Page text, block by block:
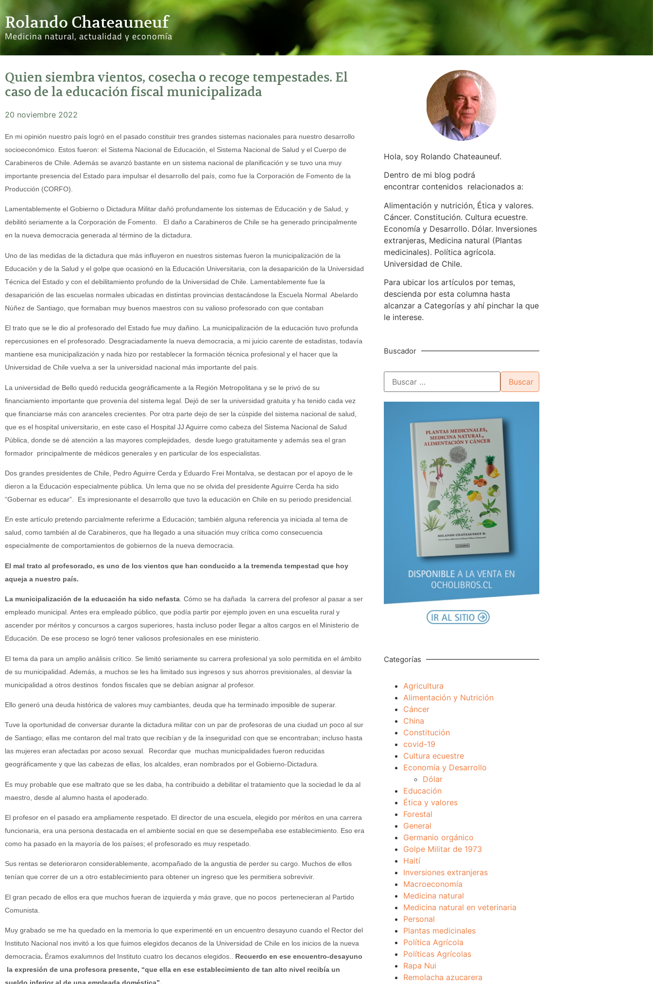
Rolando Chateauneuf
Medicina natural, actualidad y economía
Quien siembra vientos, cosecha o recoge tempestades. El
caso de la educación fiscal municipalizada
20 noviembre 2022
En mi opinión nuestro país logró en el pasado constituir tres grandes sistemas nacionales para nuestro desarrollo
socioeconómico. Estos fueron: el Sistema Nacional de Educación, el Sistema Nacional de Salud y el Cuerpo de
Carabineros de Chile. Además se avanzó bastante en un sistema nacional de planificación y se tuvo una muy
importante presencia del Estado para impulsar el desarrollo del país, como fue la Corporación de Fomento de la
Producción (CORFO).
Lamentablemente el Gobierno o Dictadura Militar dañó profundamente los sistemas de Educación y de Salud, y
debilitó seriamente a la Corporación de Fomento. El daño a Carabineros de Chile se ha generado principalmente
en la nueva democracia generada al término de la dictadura.
Uno de las medidas de la dictadura que más influyeron en nuestros sistemas fueron la municipalización de la
Educación y de la Salud y el golpe que ocasionó en la Educación Universitaria, con la desaparición de la Universidad
Técnica del Estado y con el debilitamiento profundo de la Universidad de Chile. Lamentablemente fue la
desaparición de las escuelas normales ubicadas en distintas provincias destacándose la Escuela Normal Abelardo
Núñez de Santiago, que formaban muy buenos maestros con su valioso profesorado con que contaban
El trato que se le dio al profesorado del Estado fue muy dañino. La municipalización de la educación tuvo profunda
repercusiones en el profesorado. Desgraciadamente la nueva democracia, a mi juicio carente de estadistas, todavía
mantiene esa municipalización y nada hizo por restablecer la formación técnica profesional y el hacer que la
Universidad de Chile vuelva a ser la universidad nacional más importante del país.
La universidad de Bello quedó reducida geográficamente a la Región Metropolitana y se le privó de su
financiamiento importante que provenía del sistema legal. Dejó de ser la universidad gratuita y ha tenido cada vez
que financiarse más con aranceles crecientes. Por otra parte dejo de ser la cúspide del sistema nacional de salud,
que es el hospital universitario, en este caso el Hospital JJ Aguirre como cabeza del Sistema Nacional de Salud
Pública, donde se dé atención a las mayores complejidades, desde luego gratuitamente y además sea el gran
formador principalmente de médicos generales y en particular de los especialistas.
Dos grandes presidentes de Chile, Pedro Aguirre Cerda y Eduardo Frei Montalva, se destacan por el apoyo de le
dieron a la Educación especialmente pública. Un lema que no se olvida del presidente Aguirre Cerda ha sido
“Gobernar es educar”. Es impresionante el desarrollo que tuvo la educación en Chile en su periodo presidencial.
En este artículo pretendo parcialmente referirme a Educación; también alguna referencia ya iniciada al tema de
salud, como también al de Carabineros, que ha llegado a una situación muy crítica como consecuencia
especialmente de comportamientos de gobiernos de la nueva democracia.
El mal trato al profesorado, es uno de los vientos que han conducido a la tremenda tempestad que hoy
aqueja a nuestro país.
La municipalización de la educación ha sido nefasta . Cómo se ha dañada la carrera del profesor al pasar a ser
empleado municipal. Antes era empleado público, que podía partir por ejemplo joven en una escuelita rural y
ascender por méritos y concursos a cargos superiores, hasta incluso poder llegar a altos cargos en el Ministerio de
Educación. De ese proceso se logró tener valiosos profesionales en ese ministerio.
El tema da para un amplio análisis crítico. Se limitó seriamente su carrera profesional ya solo permitida en el ámbito
de su municipalidad. Además, a muchos se les ha limitado sus ingresos y sus ahorros previsionales, al desviar la
municipalidad a otros destinos fondos fiscales que se debían asignar al profesor.
Ello generó una deuda histórica de valores muy cambiantes, deuda que ha terminado imposible de superar.
Tuve la oportunidad de conversar durante la dictadura militar con un par de profesoras de una ciudad un poco al sur
de Santiago; ellas me contaron del mal trato que recibían y de la inseguridad con que se encontraban; incluso hasta
las mujeres eran afectadas por acoso sexual. Recordar que muchas municipalidades fueron reducidas
geográficamente y que las cabezas de ellas, los alcaldes, eran nombrados por el Gobierno-Dictadura.
Es muy probable que ese maltrato que se les daba, ha contribuido a debilitar el tratamiento que la sociedad le da al
maestro, desde al alumno hasta el apoderado.
El profesor en el pasado era ampliamente respetado. El director de una escuela, elegido por méritos en una carrera
funcionaria, era una persona destacada en el ambiente social en que se desempeñaba ese establecimiento. Eso era
como ha pasado en la mayoría de los países; el profesorado es muy respetado.
Sus rentas se deterioraron considerablemente, acompañado de la angustia de perder su cargo. Muchos de ellos
tenían que correr de un a otro establecimiento para obtener un ingreso que les permitiera sobrevivir.
El gran pecado de ellos era que muchos fueran de izquierda y más grave, que no pocos pertenecieran al Partido
Comunista.
Muy grabado se me ha quedado en la memoria lo que experimenté en un encuentro desayuno cuando el Rector del
Instituto Nacional nos invitó a los que fuimos elegidos decanos de la Universidad de Chile en los inicios de la nueva
democracia. Éramos exalumnos del Instituto cuatro los decanos elegidos.. Recuerdo en ese encuentro-desayuno
la expresión de una profesora presente, “que ella en ese establecimiento de tan alto nivel recibía un
Hola, soy Rolando Chateauneuf.
Dentro de mi blog podrá
encontrar contenidos relacionados a:
Alimentación y nutrición, Ética y valores.
Cáncer. Constitución. Cultura ecuestre.
Economía y Desarrollo. Dólar. Inversiones
extranjeras, Medicina natural (Plantas
medicinales). Política agrícola.
Universidad de Chile.
Para ubicar los artículos por temas,
descienda por esta columna hasta
alcanzar a Categorías y ahí pinchar la que
le interese.
Buscador
Categorías
Agricultura
Alimentación y Nutrición
Cáncer
China
Constitución
covid-19
Cultura ecuestre
Economía y Desarrollo
Dólar
Educación
Ética y valores
Forestal
General
Germanio orgánico
Golpe Militar de 1973
Haití
Inversiones extranjeras
Macroeconomía
Medicina natural
Medicina natural en veterinaria
Personal
Plantas medicinales
Política Agrícola
Políticas Agrícolas
Rapa Nui
Remolacha azucarera